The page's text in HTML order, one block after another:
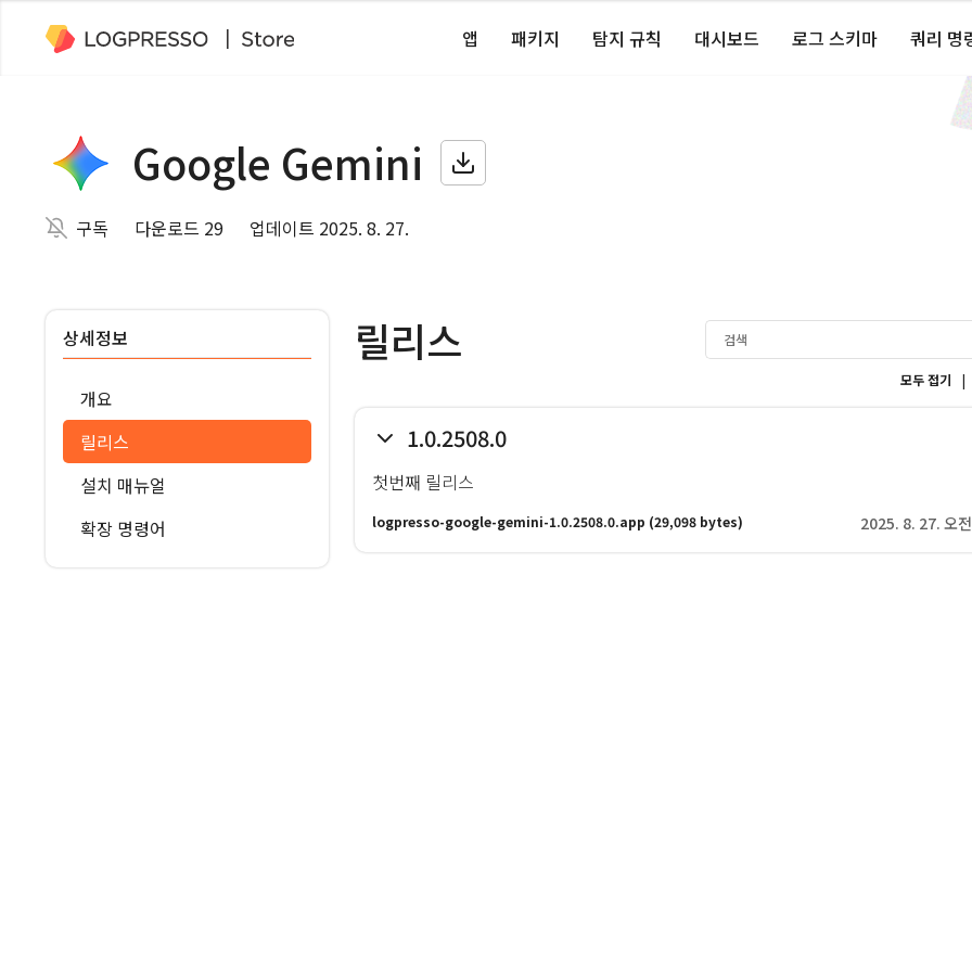
앱 패키지 탐지 규칙 대시보드 로그 스키마 쿼리 명
Google Gemini
구독 다운로드 29 업데이트 2025. 8. 27.
상세정보
개요
릴리스
설치 매뉴얼
확장 명령어
릴리스
모두 접기 |
1.0.2508.0
첫번째 릴리스
logpresso-google-gemini-1.0.2508.0.app (29,098 bytes) 2025. 8. 27. 오